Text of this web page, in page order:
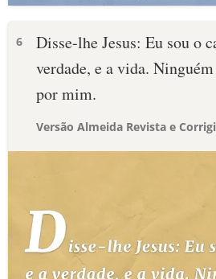
6
Disse-lhe Jesus: Eu sou o
verdade, e a vida.
por mim.
Versão Almeida Revista e